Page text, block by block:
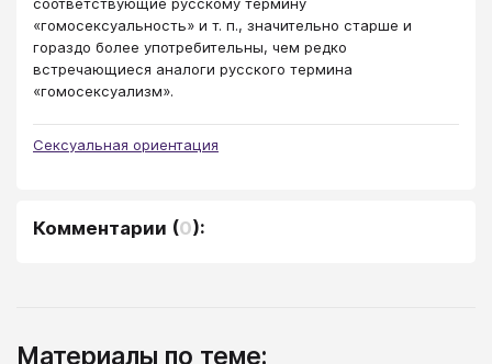
«гомосексуальность» и т. п., значительно старше и
гораздо более употребительны, чем редко
встречающиеся аналоги русского термина
«гомосексуализм».
Сексуальная ориентация
Комментарии (0):
Материалы по теме: